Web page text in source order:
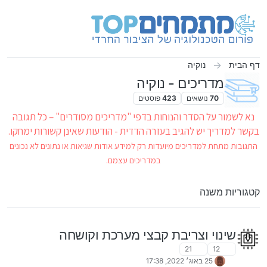
דף הבית נוקיה
מדריכים - נוקיה
70 נושאים 423 פוסטים
נא לשמור על הסדר והנוחות בדפי "מדריכים מסודרים" – כל תגובה
בקשר למדריך יש להגיב בעזרה הדדית - הודעות שאינן קשורות ימחקו.
התגובות מתחת למדריכים מיועדות רק למידע אודות שגיאות או נתונים לא נכונים
במדריכים עצמם.
קטגוריות משנה
שינוי וצריבת קבצי מערכת וקושחה
12
21
25 באוג׳ 2022, 17:38